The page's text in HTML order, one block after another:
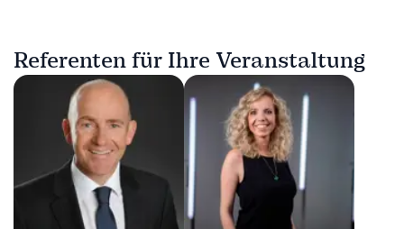
Referenten für Ihre Veranstaltung